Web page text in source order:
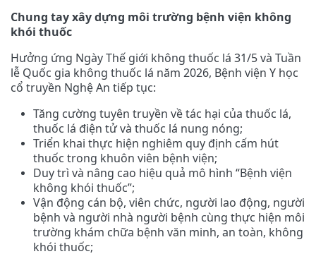
Chung tay xây dựng môi trường bệnh viện không
khói thuốc
Hưởng ứng Ngày Thế giới không thuốc lá 31/5 và Tuần
lễ Quốc gia không thuốc lá năm 2026, Bệnh viện Y học
cổ truyền Nghệ An tiếp tục:
Tăng cường tuyên truyền về tác hại của thuốc lá,
thuốc lá điện tử và thuốc lá nung nóng;
Triển khai thực hiện nghiêm quy định cấm hút
thuốc trong khuôn viên bệnh viện;
Duy trì và nâng cao hiệu quả mô hình “Bệnh viện
không khói thuốc”;
Vận động cán bộ, viên chức, người lao động, người
bệnh và người nhà người bệnh cùng thực hiện môi
trường khám chữa bệnh văn minh, an toàn, không
khói thuốc;